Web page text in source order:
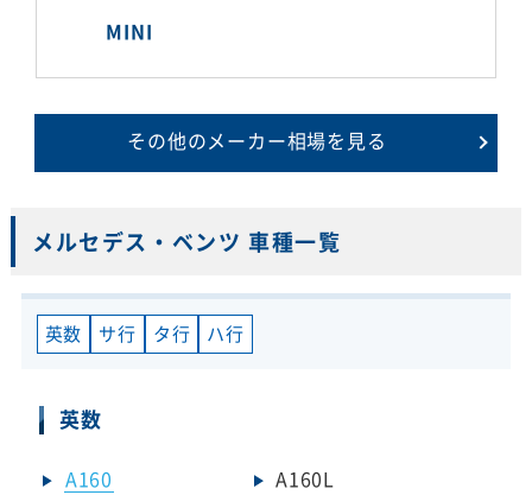
MINI
その他のメーカー相場を見る
メルセデス・ベンツ 車種一覧
英数 サ行 タ行 ハ行
英数
A160
A160L